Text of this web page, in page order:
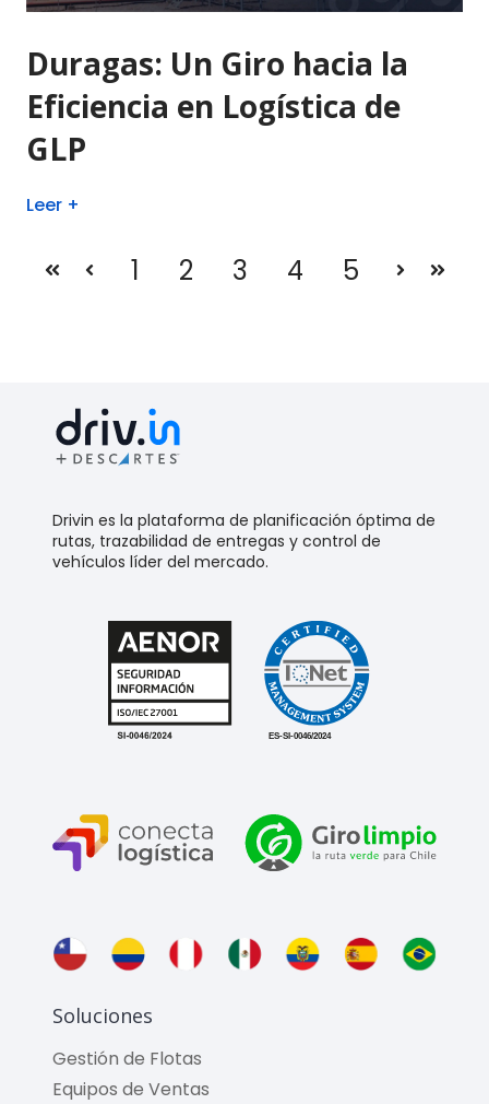
Duragas: Un Giro hacia la
Eficiencia en Logística de
GLP
Leer +
Primera
Anterior
1 2 3 4 5
Drivin es la plataforma de planificación óptima de
rutas, trazabilidad de entregas y control de
vehículos líder del mercado.
Soluciones
Gestión de Flotas
Equipos de Ventas